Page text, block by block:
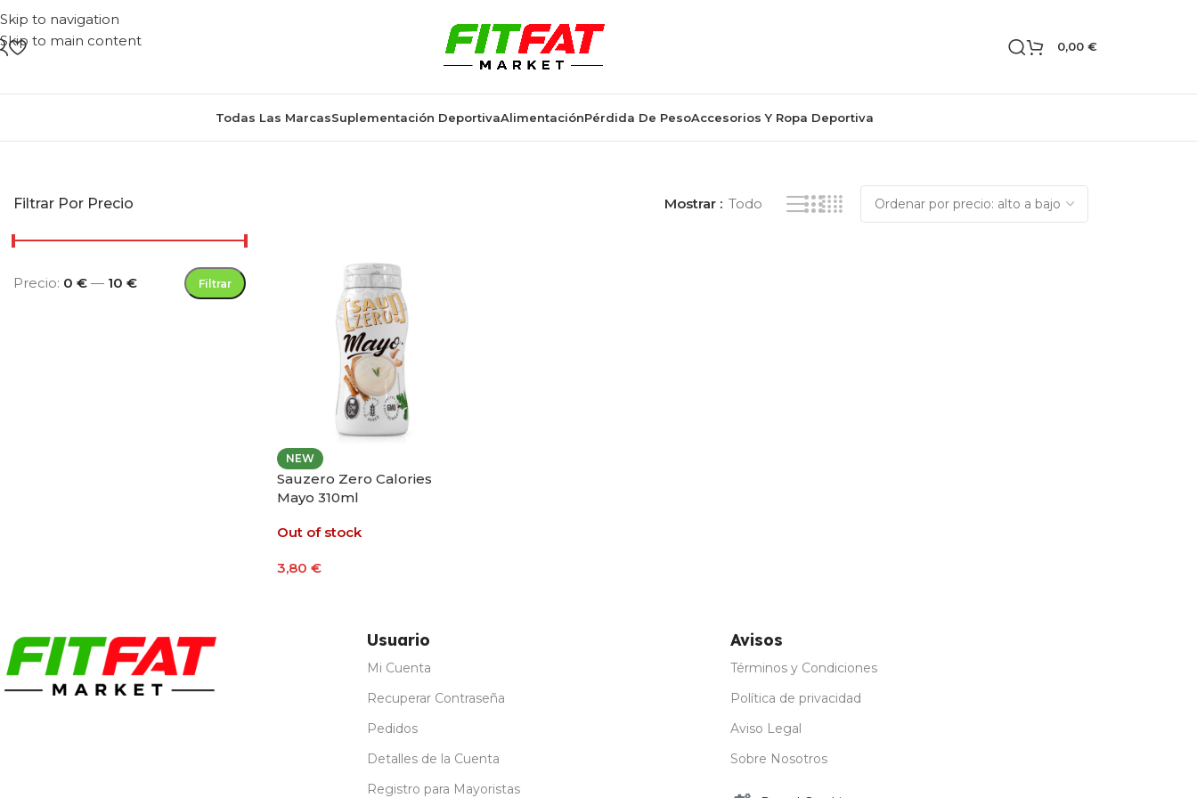
Skip to navigation
Skip to main content
0,00 €
Todas Las MarcasSuplementación DeportivaAlimentaciónPérdida De PesoAccesorios Y Ropa Deportiva
Filtrar Por Precio
Filtrar
Precio: 0 € — 10 €
Mostrar Todo
NEW
Sauzero Zero Calories
Mayo 310ml
Out of stock
3,80 €
Usuario
Mi Cuenta
Recuperar Contraseña
Pedidos
Detalles de la Cuenta
Registro para Mayoristas
Avisos
Términos y Condiciones
Política de privacidad
Aviso Legal
Sobre Nosotros